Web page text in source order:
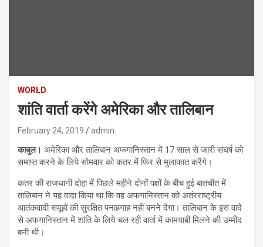
WORLD
शांति वार्ता करेंगे अमेरिका और तालिबान
February 24, 2019 admin
काबुल। अमेरिका और तालिबान अफगानिस्तान में 17 साल से जारी संघर्ष को
समाप्त करने के लिये सोमवार को कतर में फिर से मुलाकात करेंगे।
कतर की राजधानी दोहा में पिछले महीने दोनों पक्षों के बीच हुई बातचीत में
तालिबान ने यह वादा किया था कि वह अफगानिस्तान को अतंरराष्ट्रीय
आतंकवादी समूहों की सुरक्षित पनाहगाह नहीं बनने देगा। तालिबान के इस वादे
से अफगानिस्तान में शांति के लिये चल रही वार्ता में कामयाबी मिलने की उम्मीद
बनी थी।